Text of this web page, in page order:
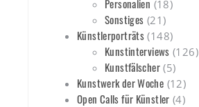
Personalien (18)
Sonstiges (21)
Künstlerporträts (148)
Kunstinterviews (126)
Kunstfälscher(5)
Kunstwerk der Woche (12)
Open Calls für Künstler (4)